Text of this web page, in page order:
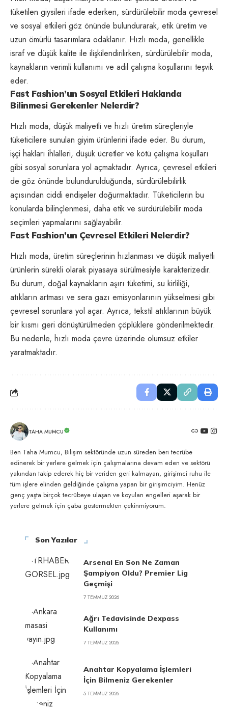
tüketilen giysileri ifade ederken, sürdürülebilir moda çevresel
ve sosyal etkileri göz önünde bulundurarak, etik üretim ve
uzun ömürlü tasarımlara odaklanır. Hızlı moda, genellikle
israf ve düşük kalite ile ilişkilendirilirken, sürdürülebilir moda,
kaynakların verimli kullanımı ve adil çalışma koşullarını teşvik
eder.
Fast Fashion’un Sosyal Etkileri Hakkında
Bilinmesi Gerekenler Nelerdir?
Hızlı moda, düşük maliyetli ve hızlı üretim süreçleriyle
tüketicilere sunulan giyim ürünlerini ifade eder. Bu durum,
işçi hakları ihlalleri, düşük ücretler ve kötü çalışma koşulları
gibi sosyal sorunlara yol açmaktadır. Ayrıca, çevresel etkileri
de göz önünde bulundurulduğunda, sürdürülebilirlik
açısından ciddi endişeler doğurmaktadır. Tüketicilerin bu
konularda bilinçlenmesi, daha etik ve sürdürülebilir moda
seçimleri yapmalarını sağlayabilir.
Fast Fashion’un Çevresel Etkileri Nelerdir?
Hızlı moda, üretim süreçlerinin hızlanması ve düşük maliyetli
ürünlerin sürekli olarak piyasaya sürülmesiyle karakterizedir.
Bu durum, doğal kaynakların aşırı tüketimi, su kirliliği,
atıkların artması ve sera gazı emisyonlarının yükselmesi gibi
çevresel sorunlara yol açar. Ayrıca, tekstil atıklarının büyük
bir kısmı geri dönüştürülmeden çöplüklere gönderilmektedir.
Bu nedenle, hızlı moda çevre üzerinde olumsuz etkiler
yaratmaktadır.
TAHA MUMCU
Ben Taha Mumcu, Bilişim sektöründe uzun süreden beri tecrübe
edinerek bir yerlere gelmek için çalışmalarına devam eden ve sektörü
yakından takip ederek hiç bir veriden geri kalmayan, girişimci ruhu ile
tüm işlere elinden geldiğinde çalışma yapan bir girişimciyim. Henüz
genç yaşta birçok tecrübeye ulaşan ve koyulan engelleri aşarak bir
yerlere gelmek için çaba göstermekten çekinmiyorum.
Son Yazılar
Arsenal En Son Ne Zaman
Şampiyon Oldu? Premier Lig
Geçmişi
7 TEMMUZ 2026
Ağrı Tedavisinde Dexpass
Kullanımı
7 TEMMUZ 2026
Anahtar Kopyalama İşlemleri
İçin Bilmeniz Gerekenler
5 TEMMUZ 2026